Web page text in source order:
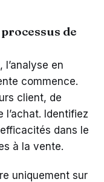
de
en
commence.
client, de
l’achat. Identifiez
dans le
à la vente.
uniquement sur